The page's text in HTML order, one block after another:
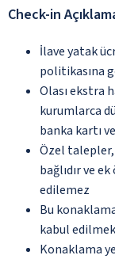
Check-in
İlave yatak
politikasına
Olası ekstra
kurumlarca
banka kartı
Özel
bağlıdır ve
edilemez
Bu
kabul
Konaklama